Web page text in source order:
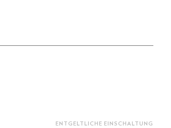
ENTGELTLICHE EINSCHALTUNG